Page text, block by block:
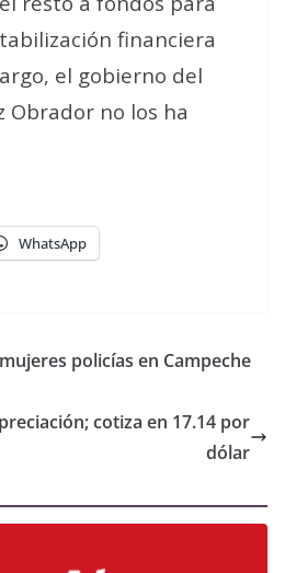
financiera
el gobierno del
Obrador no los ha
WhatsApp
policías en Campeche
cotiza en 17.14 por
dólar